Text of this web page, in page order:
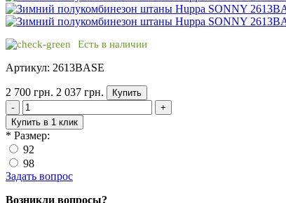
Есть в наличии
Артикул: 2613BASE
2 700 грн. 2 037 грн.
Купить
-
+
Купить в 1 клик
* Размер:
92
98
Задать вопрос
Возникли вопросы?